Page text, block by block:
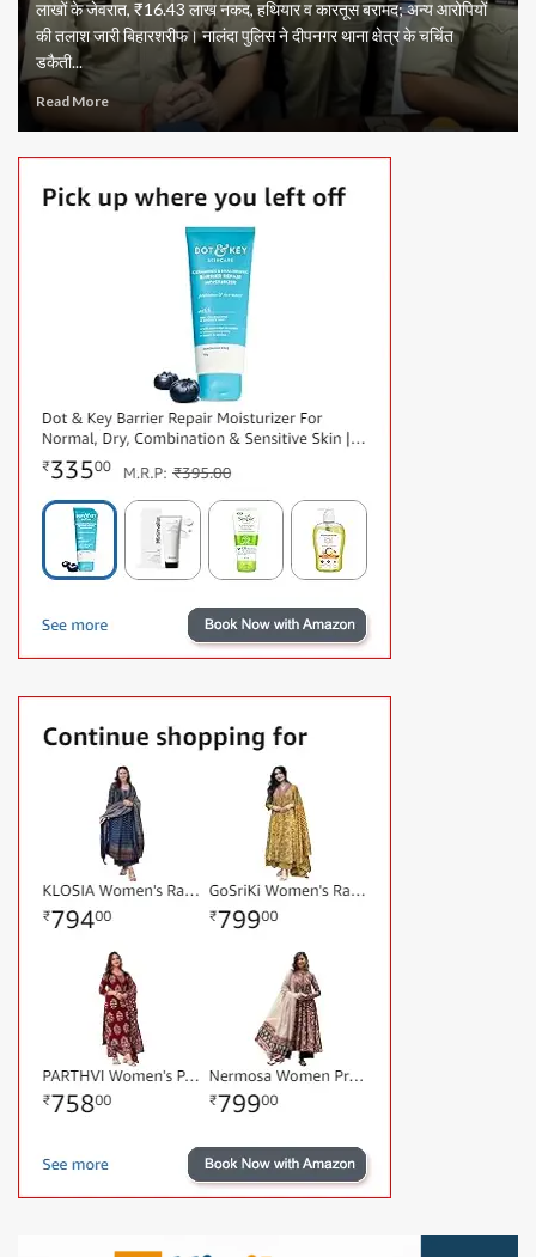
लाखों के जेवरात, ₹16.43 लाख नकद, हथियार व कारतूस बरामद; अन्य आरोपियों
की तलाश जारी बिहारशरीफ। नालंदा पुलिस ने दीपनगर थाना क्षेत्र के चर्चित
डकैती...
Read More